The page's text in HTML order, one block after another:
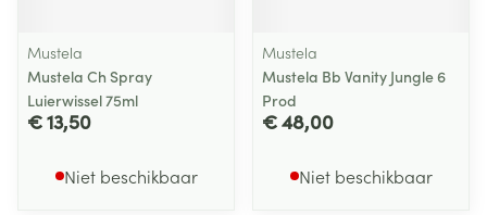
Mustela
Mustela Ch Spray
Luierwissel 75ml
€ 13,50
Niet beschikbaar
Mustela
Mustela Bb Vanity Jungle 6
Prod
€ 48,00
Niet beschikbaar